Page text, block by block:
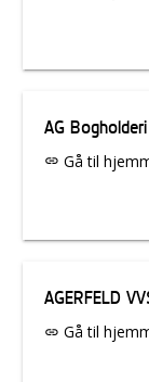
AG
link Gå til
AGERFELD
link Gå til